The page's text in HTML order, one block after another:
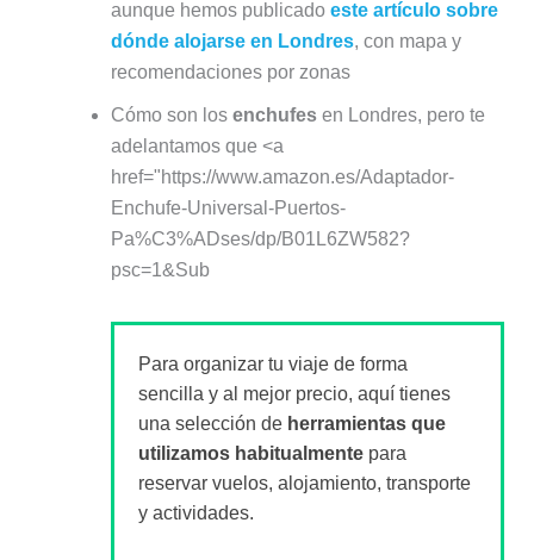
aunque hemos publicado este artículo sobre
dónde alojarse en Londres, con mapa y
recomendaciones por zonas
Cómo son los enchufesen Londres, pero te
adelantamos que <a
href="https://www.amazon.es/Adaptador-
Enchufe-Universal-Puertos-
Pa%C3%ADses/dp/B01L6ZW582?
psc=1&Sub
Para organizar tu viaje de forma
sencilla y al mejor precio, aquí tienes
una selección de herramientas que
utilizamos habitualmentepara
reservar vuelos, alojamiento, transporte
y actividades.